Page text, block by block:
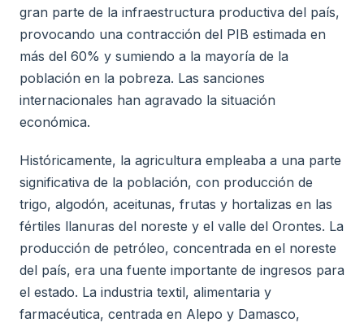
gran parte de la infraestructura productiva del país,
provocando una contracción del PIB estimada en
más del 60% y sumiendo a la mayoría de la
población en la pobreza. Las sanciones
internacionales han agravado la situación
económica.
Históricamente, la agricultura empleaba a una parte
significativa de la población, con producción de
trigo, algodón, aceitunas, frutas y hortalizas en las
fértiles llanuras del noreste y el valle del Orontes. La
producción de petróleo, concentrada en el noreste
del país, era una fuente importante de ingresos para
el estado. La industria textil, alimentaria y
farmacéutica, centrada en Alepo y Damasco,